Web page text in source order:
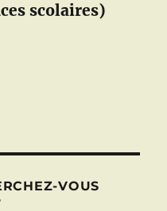
scolaires)
VOUS